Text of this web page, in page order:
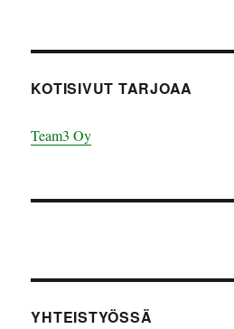
KOTISIVUT TARJOAA
Team3 Oy
YHTEISTYÖSSÄ